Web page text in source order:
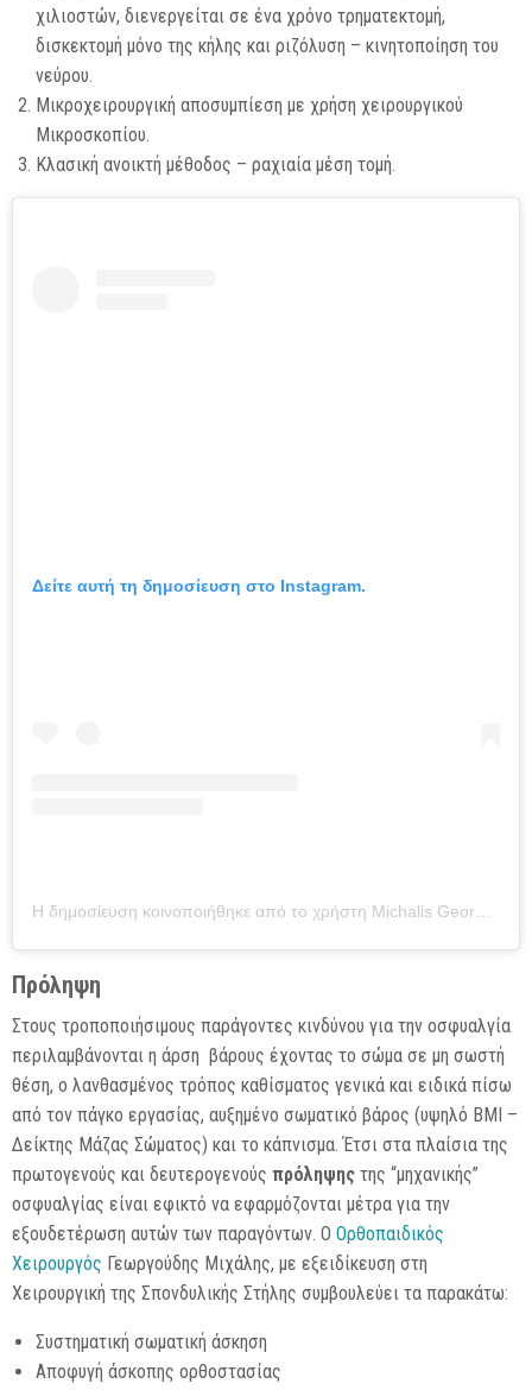
χιλιοστών, διενεργείται σε ένα χρόνο τρηματεκτομή,
δισκεκτομή μόνο της κήλης και ριζόλυση – κινητοποίηση του
νεύρου.
Μικροχειρουργική αποσυμπίεση με χρήση χειρουργικού
Μικροσκοπίου.
Κλασική ανοικτή μέθοδος – ραχιαία μέση τομή.
Δείτε αυτή τη δημοσίευση στο Instagram.
Πρόληψη
Στους τροποποιήσιμους παράγοντες κινδύνου για την οσφυαλγία
περιλαμβάνονται η άρση βάρους έχοντας το σώμα σε μη σωστή
θέση, ο λανθασμένος τρόπος καθίσματος γενικά και ειδικά πίσω
από τον πάγκο εργασίας, αυξημένο σωματικό βάρος (υψηλό BMI –
Δείκτης Μάζας Σώματος) και το κάπνισμα. Έτσι στα πλαίσια της
πρωτογενούς και δευτερογενούς πρόληψης της “μηχανικής”
οσφυαλγίας είναι εφικτό να εφαρμόζονται μέτρα για την
εξουδετέρωση αυτών των παραγόντων. Ο Ορθoπαιδικός
Χειρουργός Γεωργούδης Μιχάλης, με εξειδίκευση στη
Χειρουργική της Σπονδυλικής Στήλης συμβουλεύει τα παρακάτω:
Συστηματική σωματική άσκηση
Αποφυγή άσκοπης ορθοστασίας